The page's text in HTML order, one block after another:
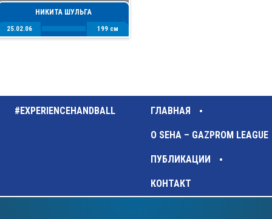
НИКИТА ШУЛЬГА
25.02.06 199 см
#EXPERIENCEHANDBALL ГЛАВНАЯ
О SEHA – GAZPROM LEAGUE
ПУБЛИКАЦИИ
КОНТАКТ